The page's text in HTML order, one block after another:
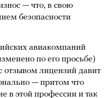
— что, в свою
безопасности
авиакомпаний
по его просьбе)
отзывом лицензий давит
— притом что
в этой профессии и так